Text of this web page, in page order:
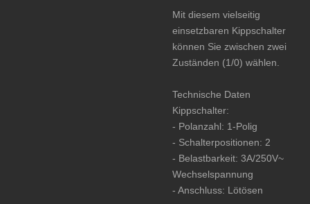
Mit diesem vielseitig
einsetzbaren Kippschalter
können Sie zwischen zwei
Zuständen (1/0) wählen.
Technische Daten
Kippschalter:
- Polanzahl: 1-Polig
- Schalterpositionen: 2
- Belastbarkeit: 3A/250V~
Wechselspannung
- Anschluss: Lötösen